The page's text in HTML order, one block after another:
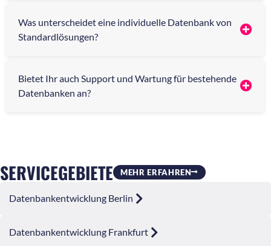
Was unterscheidet eine individuelle Datenbank von
Standardlösungen?
Bietet Ihr auch Support und Wartung für bestehende
Datenbanken an?
SERVICEGEBIETE MEHR ERFAHREN
Datenbankentwicklung Berlin
Datenbankentwicklung Frankfurt